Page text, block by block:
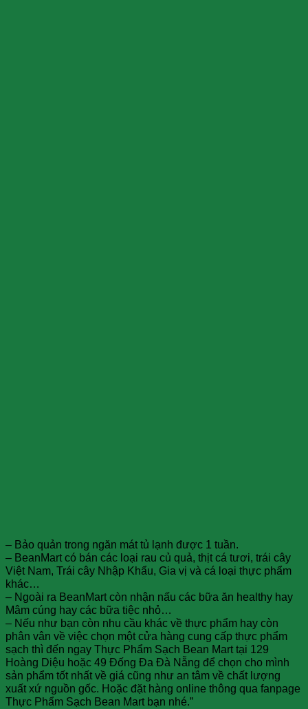
– Bảo quản trong ngăn mát tủ lạnh được 1 tuần.
– BeanMart có bán các loại rau củ quả, thịt cá tươi, trái cây
Việt Nam, Trái cây Nhập Khẩu, Gia vị và cá loại thực phẩm
khác…
– Ngoài ra BeanMart còn nhận nấu các bữa ăn healthy hay
Mâm cúng hay các bữa tiệc nhỏ…
– Nếu như bạn còn nhu cầu khác về thực phẩm hay còn
phân vân về việc chọn một cửa hàng cung cấp thực phẩm
sạch thì đến ngay Thực Phẩm Sạch Bean Mart tại 129
Hoàng Diệu hoặc 49 Đống Đa Đà Nẵng để chọn cho mình
sản phẩm tốt nhất về giá cũng như an tâm về chất lượng
xuất xứ nguồn gốc. Hoặc đặt hàng online thông qua fanpage
Thực Phẩm Sạch Bean Mart bạn nhé.”